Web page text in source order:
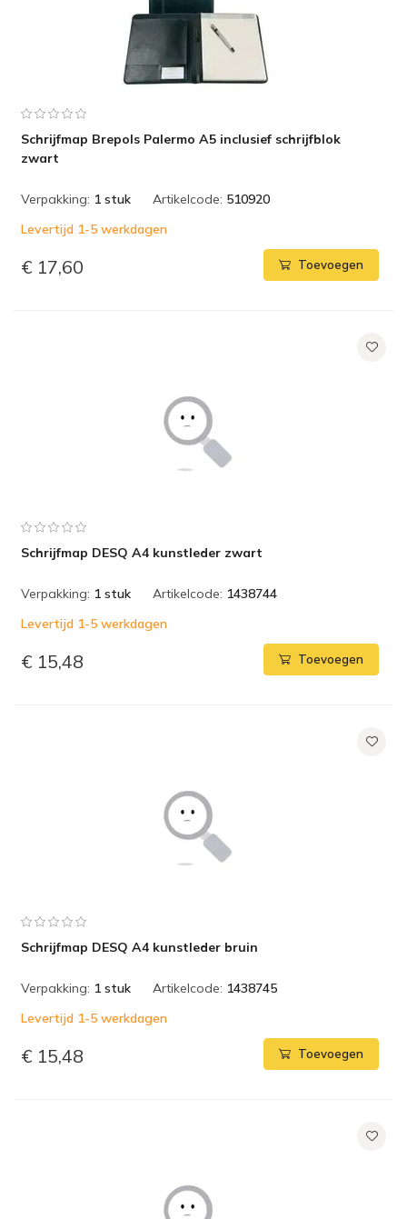
Schrijfmap Brepols Palermo A5 inclusief schrijfblok
zwart
Verpakking: 1 stuk Artikelcode: 510920
Levertijd 1-5 werkdagen
€ 17,60 Toevoegen
Schrijfmap DESQ A4 kunstleder zwart
Verpakking: 1 stuk Artikelcode: 1438744
Levertijd 1-5 werkdagen
€ 15,48 Toevoegen
Schrijfmap DESQ A4 kunstleder bruin
Verpakking: 1 stuk Artikelcode: 1438745
Levertijd 1-5 werkdagen
€ 15,48 Toevoegen